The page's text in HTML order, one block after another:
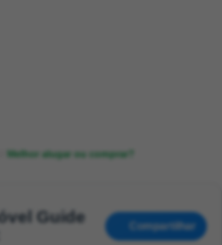
Melhor alugar ou comprar?
Guide
Compartilhar